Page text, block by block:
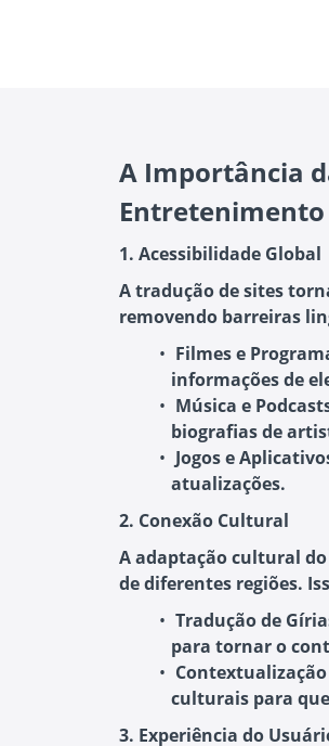
A Importância
Entretenimento
1. Acessibilidade Global
A tradução de sites
removendo barreiras
Filmes e
informações de
Música e
biografias de
Jogos e
atualizações.
2. Conexão Cultural
A adaptação cultural
de diferentes regiões.
Tradução de
para tornar o
culturais para
3. Experiência do